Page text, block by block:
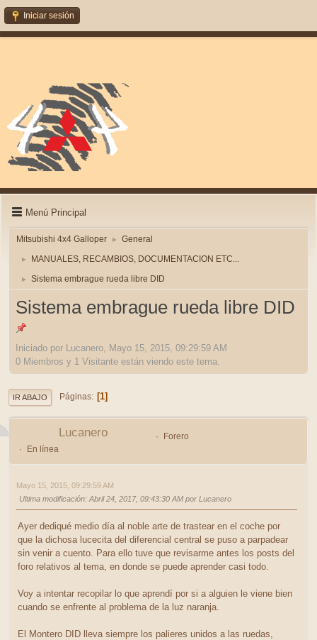
Iniciar sesión
Menú Principal
Mitsubishi 4x4 Galloper ► General
► MANUALES, RECAMBIOS, DOCUMENTACION ETC...
► Sistema embrague rueda libre DID
Sistema embrague rueda libre DID
Iniciado por Lucanero, Mayo 15, 2015, 09:29:59 AM
0 Miembros y 1 Visitante están viendo este tema.
IR ABAJO Páginas 1
Lucanero
Forero
En línea
Mayo 15, 2015, 09:29:59 AM
Ultima modificación: Abril 24, 2017, 09:43:30 AM por Lucanero
Ayer dediqué medio día al noble arte de trastear en el coche por
que la dichosa lucecita del diferencial central se puso a parpadear
sin venir a cuento. Para ello tuve que revisarme antes los posts del
foro relativos al tema, en donde se puede aprender casi todo.
Voy a intentar recopilar lo que aprendí por si a alguien le viene bien
cuando se enfrente al problema de la luz naranja.
El Montero DID lleva siempre los palieres unidos a las ruedas,